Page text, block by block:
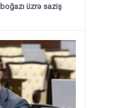
üzrə saziş